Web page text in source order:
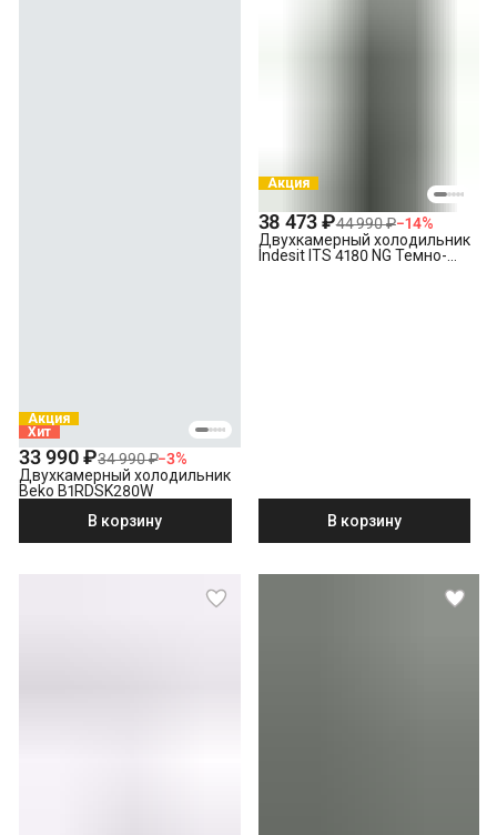
Акция
Хит
33 990 ₽34 990 ₽−3%
Двухкамерный холодильник
Beko B1RDSK280W
В корзину
Акция
38 473 ₽44 990 ₽−14%
Двухкамерный холодильник
Indesit ITS 4180 NG Темно-
В корзину